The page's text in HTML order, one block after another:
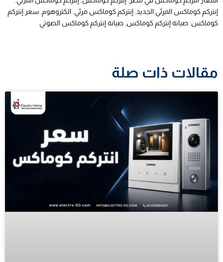
إنتركم كوماكس المرئي الجديد, إنتركم كوماكس مرئي, الكتروهوم, سعر إنتركم
كوماكس, صيانة إنتركم كوماكس, صيانة إنتركم كوماكس الصوتي
مقالات ذات صلة